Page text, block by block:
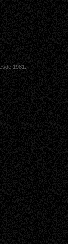
1981.